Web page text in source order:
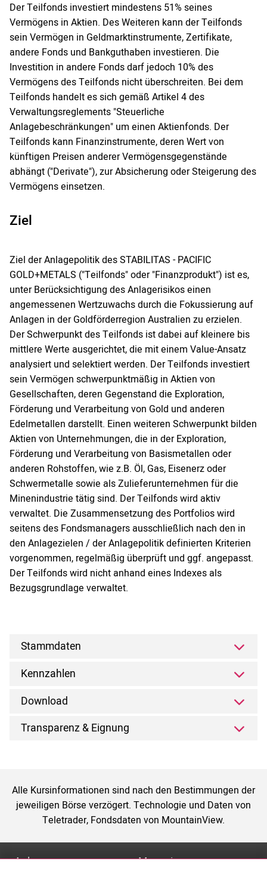
Der Teilfonds investiert mindestens 51% seines
Vermögens in Aktien. Des Weiteren kann der Teilfonds
sein Vermögen in Geldmarktinstrumente, Zertifikate,
andere Fonds und Bankguthaben investieren. Die
Investition in andere Fonds darf jedoch 10% des
Vermögens des Teilfonds nicht überschreiten. Bei dem
Teilfonds handelt es sich gemäß Artikel 4 des
Verwaltungsreglements "Steuerliche
Anlagebeschränkungen" um einen Aktienfonds. Der
Teilfonds kann Finanzinstrumente, deren Wert von
künftigen Preisen anderer Vermögensgegenstände
abhängt ("Derivate"), zur Absicherung oder Steigerung des
Vermögens einsetzen.
Ziel
Ziel der Anlagepolitik des STABILITAS - PACIFIC
GOLD+METALS ("Teilfonds" oder "Finanzprodukt") ist es,
unter Berücksichtigung des Anlagerisikos einen
angemessenen Wertzuwachs durch die Fokussierung auf
Anlagen in der Goldförderregion Australien zu erzielen.
Der Schwerpunkt des Teilfonds ist dabei auf kleinere bis
mittlere Werte ausgerichtet, die mit einem Value-Ansatz
analysiert und selektiert werden. Der Teilfonds investiert
sein Vermögen schwerpunktmäßig in Aktien von
Gesellschaften, deren Gegenstand die Exploration,
Förderung und Verarbeitung von Gold und anderen
Edelmetallen darstellt. Einen weiteren Schwerpunkt bilden
Aktien von Unternehmungen, die in der Exploration,
Förderung und Verarbeitung von Basismetallen oder
anderen Rohstoffen, wie z.B. Öl, Gas, Eisenerz oder
Schwermetalle sowie als Zulieferunternehmen für die
Minenindustrie tätig sind. Der Teilfonds wird aktiv
verwaltet. Die Zusammensetzung des Portfolios wird
seitens des Fondsmanagers ausschließlich nach den in
den Anlagezielen / der Anlagepolitik definierten Kriterien
vorgenommen, regelmäßig überprüft und ggf. angepasst.
Der Teilfonds wird nicht anhand eines Indexes als
Bezugsgrundlage verwaltet.
Stammdaten
Kennzahlen
Download
Transparenz & Eignung
Alle Kursinformationen sind nach den Bestimmungen der
jeweiligen Börse verzögert. Technologie und Daten von
Teletrader, Fondsdaten von MountainView.
Anlage Magazin